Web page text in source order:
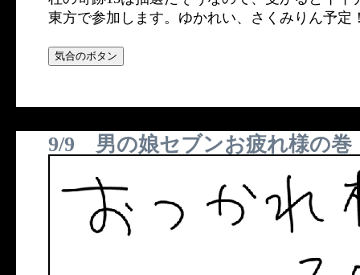
東方で参加します。ゆかれい、さくみりん予定
9/9 男の娘セブンお疲れ様の巻